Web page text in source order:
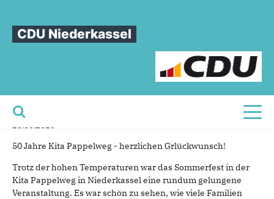
CDU Niederkassel
Sie sind hier
Pappelweg
gratuliertzu
JahrhundertKita
28.06.2026
50 Jahre Kita Pappelweg - herzlichen Grlückwunsch!
Trotz der hohen Temperaturen war das Sommerfest in der
Kita Pappelweg in Niederkassel eine rundum gelungene
Veranstaltung. Es war schön zu sehen, wie viele Familien